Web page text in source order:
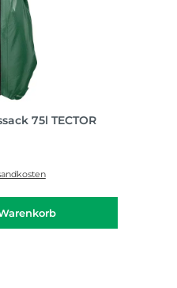
75l TECTOR